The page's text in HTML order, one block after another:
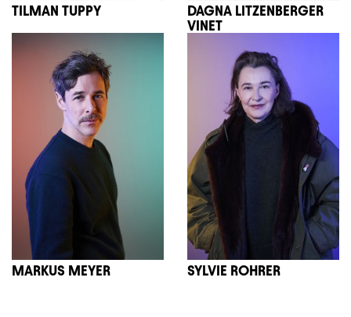
TILMAN TUPPY
DAGNA LITZENBERGER
VINET
MARKUS MEYER SYLVIE ROHRER